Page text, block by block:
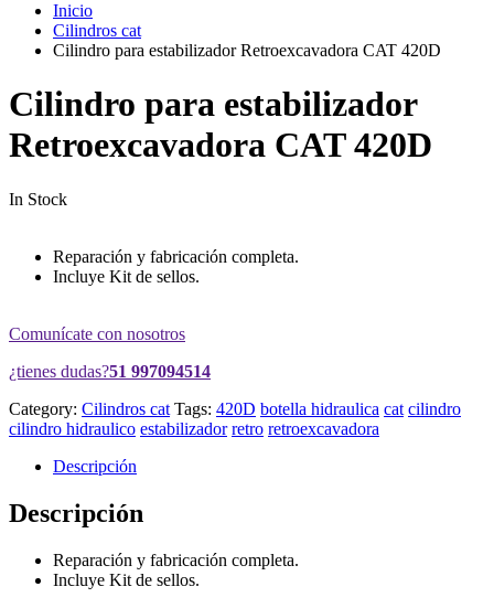
Inicio
Cilindros cat
Cilindro para estabilizador Retroexcavadora CAT 420D
Cilindro para estabilizador
Retroexcavadora CAT 420D
In Stock
Reparación y fabricación completa.
Incluye Kit de sellos.
Comunícate con nosotros
¿tienes dudas?51 997094514
Category: Cilindros cat Tags: 420D botella hidraulica cat cilindro
cilindro hidraulico estabilizador retro retroexcavadora
Descripción
Descripción
Reparación y fabricación completa.
Incluye Kit de sellos.